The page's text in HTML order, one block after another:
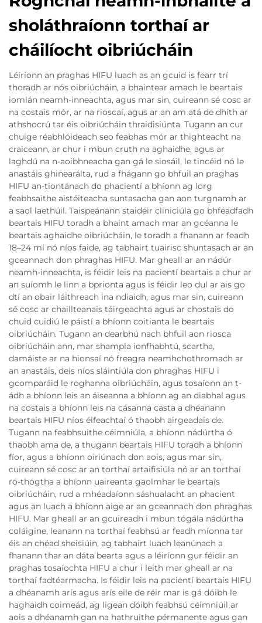
sholáthraíonn torthaí ar
cháilíocht oibriúcháin
Léiríonn an praghas HIFU luach as an gcuid is fearr trí
thoradh ar nós oibriúcháin, a bhaintear amach le beartais
iomlán neamh-inneachta, agus mar sin, cuireann sé cosc ar
na costais mór, ar na rioscaí, agus ar an am atá de dhíth ar
athshocrú tar éis oibriúcháin thraidisiúnta. Tugann an cur
chuige réabhlóideach seo feabhas mór ar thighteacht na
craiceann, ar chur i mbun cruth na aghaidhe, agus ar
laghdú na n-aoibhneacha gan gá le siosáil, le tincéid nó le
anastáis ghinearálta, rud a fhágann go bhfuil an praghas
HIFU an-tiontánach do phacientí a bhíonn ag lorg
feabhsaithe aistéiteacha suntasacha gan aon turgnamh ar
a saol laethúil. Taispeánann staidéir cliniciúla go bhféadfadh
beartais HIFU toradh a bhaint amach mar an gcéanna le
beartais aghaidhe oibriúcháin, le toradh a fhanann ar feadh
18–24 mí nó níos faide, ag tabhairt tuairisc shuntasach ar an
gceannach don phraghas HIFU. Mar gheall ar an nádúr
neamh-inneachta, is féidir leis na pacientí beartais a chur ar
an suíomh le linn a bprionta agus is féidir leo dul ar ais go
dtí an obair láithreach ina ndiaidh, agus mar sin, cuireann
sé cosc ar chaillteanais táirgeachta agus ar chostais do
chuid cuidiú le páistí a bhíonn coitianta le beartais
oibriúcháin. Tugann an dearbhú nach bhfuil aon riosca
oibriúcháin ann, mar shampla ionfhabhtú, scartha,
damáiste ar na hionsaí nó freagra neamhchothromach ar
an anastáis, deis níos sláintiúla don phraghas HIFU i
gcomparáid le roghanna oibriúcháin, agus tosaíonn an t-
ádh a bhíonn leis an áiseanna a bhíonn ag an diabhal agus
na costais a bhíonn leis na cásanna casta a dhéanann
beartais HIFU níos éifeachtaí ó thaobh airgeadais de.
Tugann na feabhsuithe céimniúla, a bhíonn nádúrtha ó
thaobh ama de, a thugann beartais HIFU toradh a bhíonn
fíor, agus a bhíonn oiriúnach don aois, agus mar sin,
cuireann sé cosc ar an torthaí artaifisiúla nó ar an torthaí
ró-thógtha a bhíonn uaireanta gaolmhar le beartais
oibriúcháin, rud a mhéadaíonn sáshualacht an phacient
agus an luach a bhíonn aige ar an gceannach don phraghas
HIFU. Mar gheall ar an gcuireadh i mbun tógála nádúrtha
coláigine, leanann na torthaí feabhsú ar feadh míonna tar
éis an chéad sheisiúin, ag tabhairt luach leanúnach a
fhanann thar an dáta bearta agus a léiríonn gur féidir an
praghas tosaíochta HIFU a chur i leith mar gheall ar na
torthaí fadtéarmacha. Is féidir leis na pacientí beartais HIFU
a dhéanamh arís agus arís eile de réir mar is gá dóibh le
haghaidh coimeád, ag ligean dóibh feabhsú céimniúil ar
aois a dhéanamh gan na hathruithe pérmanente agus gan